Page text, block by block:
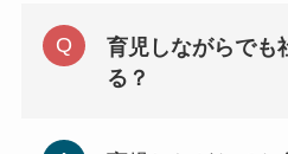
育児しながらでも
る？